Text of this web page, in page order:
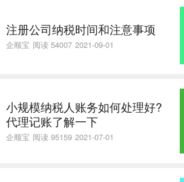
注册公司纳税时间和注意事项
企顺宝 阅读 54007 2021-09-01
小规模纳税人账务如何处理好?
代理记账了解一下
企顺宝 阅读 95159 2021-07-01